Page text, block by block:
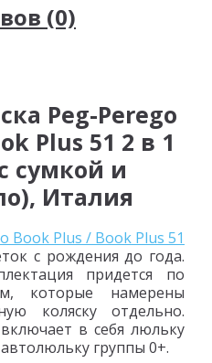
(0)
Peg-Perego
Plus 51 2 в 1
сумкой и
Италия
Book Plus / Book Plus 51
с рождения до года.
придется по
которые намерены
коляску отдельно.
в себя люльку
группы 0+.